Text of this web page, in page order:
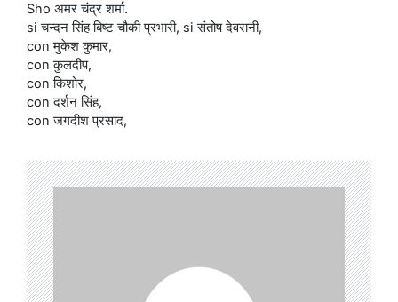
Sho अमर चंद्र शर्मा.
si चन्दन सिंह बिष्ट चौकी प्रभारी, si संतोष देवरानी,
con मुकेश कुमार,
con कुलदीप,
con किशोर,
con दर्शन सिंह,
con जगदीश प्रसाद,